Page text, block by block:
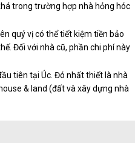
trong trường hợp nhà hỏng hóc
quý vị có thể tiết kiệm tiền bảo
Đối với nhà cũ, phần chi phí này
tiên tại Úc. Đó nhất thiết là nhà
& land (đất và xây dựng nhà